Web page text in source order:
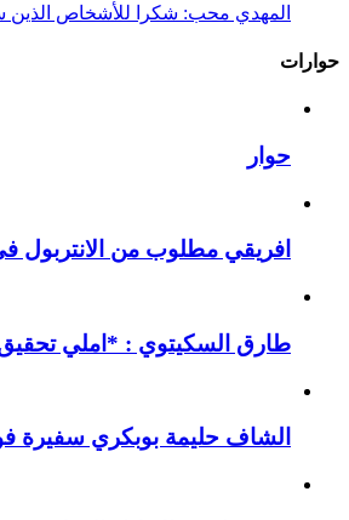
المهدي محب: شكرا للأشخاص الذين
حوارات
حوار
افريقي مطلوب من الانتربول
طارق السكيتوي : *املي
الشاف حليمة بوبكري سفيرة